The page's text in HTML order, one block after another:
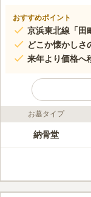
おすすめポイント
京浜東北線「田
どこか懐かしさ
来年より価格へ
ライフドット編集部の
"清法山 東京
ます。 この
口コミ評価
お墓タイプ
納骨堂